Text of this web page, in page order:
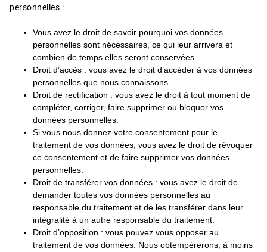
personnelles :
Vous avez le droit de savoir pourquoi vos données
personnelles sont nécessaires, ce qui leur arrivera et
combien de temps elles seront conservées.
Droit d’accès : vous avez le droit d’accéder à vos données
personnelles que nous connaissons.
Droit de rectification : vous avez le droit à tout moment de
compléter, corriger, faire supprimer ou bloquer vos
données personnelles.
Si vous nous donnez votre consentement pour le
traitement de vos données, vous avez le droit de révoquer
ce consentement et de faire supprimer vos données
personnelles.
Droit de transférer vos données : vous avez le droit de
demander toutes vos données personnelles au
responsable du traitement et de les transférer dans leur
intégralité à un autre responsable du traitement.
Droit d’opposition : vous pouvez vous opposer au
traitement de vos données. Nous obtempérerons, à moins